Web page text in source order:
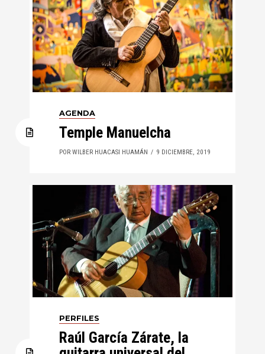
AGENDA
Temple Manuelcha
POR WILBER HUACASI HUAMÁN 9 DICIEMBRE, 2019
PERFILES
Raúl García Zárate, la